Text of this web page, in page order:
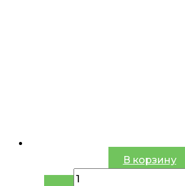
В корзину